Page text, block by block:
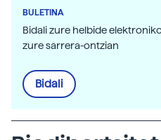
BULETINA
Bidali zure helbide
zure sarrera-ontzian
Bidali